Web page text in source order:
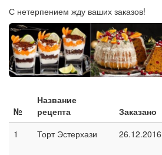
С нетерпением жду ваших заказов!
№
Название
рецепта
Заказано
1
Торт Эстерхази 26.12.2016